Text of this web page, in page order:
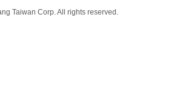
Taiwan Corp. All rights reserved.